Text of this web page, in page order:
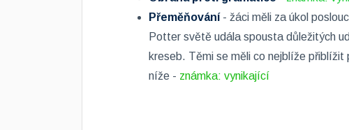
Přeměňování​- žáci měli za úkol
Potter světě udála spousta důležitých
kreseb. Těmi se měli co nejblíže
níže - známka: vynikající